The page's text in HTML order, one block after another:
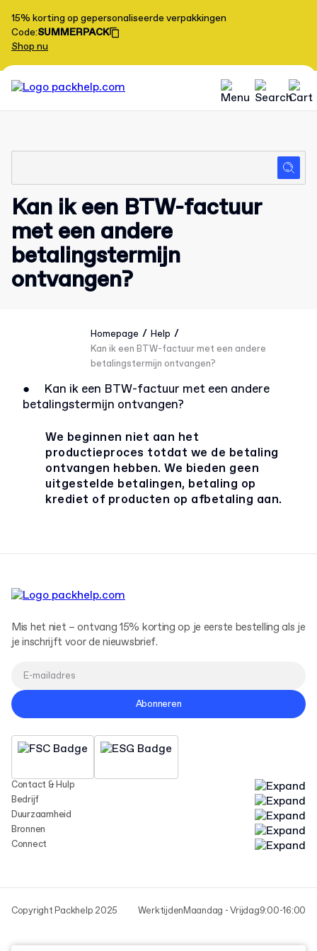
15% korting op gepersonaliseerde verpakkingen
Code:SUMMERPACK
Shop nu
Kan ik een BTW-factuur
met een andere
betalingstermijn
ontvangen?
Homepage / Help /
Kan ik een BTW-factuur met een andere
betalingstermijn ontvangen?
●
Kan ik een BTW-factuur met een andere
betalingstermijn ontvangen?
We beginnen niet aan het
productieproces totdat we de betaling
ontvangen hebben. We bieden geen
uitgestelde betalingen, betaling op
krediet of producten op afbetaling aan.
Contact & Hulp
Bedrijf
Duurzaamheid
Bronnen
Connect
Mis het niet – ontvang 15% korting op je eerste bestelling als je
je inschrijft voor de nieuwsbrief.
Abonneren
Copyright Packhelp 2025 WerktijdenMaandag - Vrijdag9:00-16:00